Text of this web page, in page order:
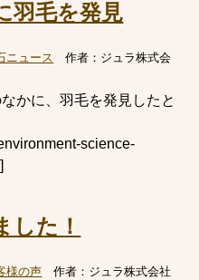
羽毛を発見
ニュース 作者： ジュラ株式会
かに、羽毛を発見したと
science-
した！
様の声 作者： ジュラ株式会社